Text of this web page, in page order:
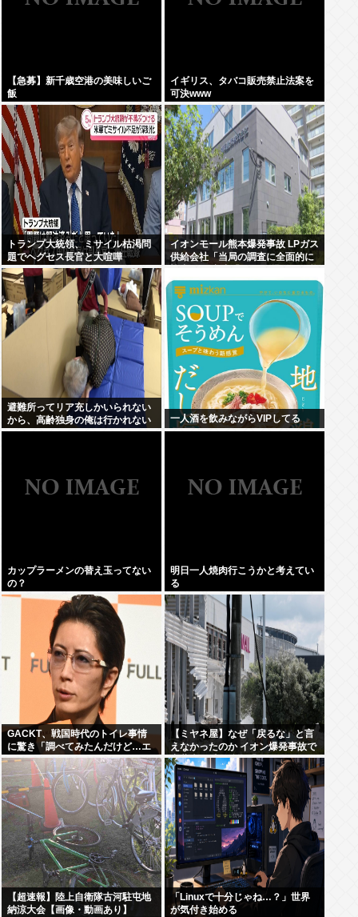
【急募】新千歳空港の美味しいご
飯
イギリス、タバコ販売禁止法案を
可決www
トランプ大統領、ミサイル枯渇問
題でヘグセス長官と大喧嘩
イオンモール熊本爆発事故 LPガス
供給会社「当局の調査に全面的に
性が高いとする見解で一致」と発
表
避難所ってリア充しかいられない
から、高齢独身の俺は行かれない
わ
一人酒を飲みながらVIPしてる
カップラーメンの替え玉ってない
の？
明日一人焼肉行こうかと考えてい
る
GACKT、戦国時代のトイレ事情
に驚き「調べてみたんだけど…エ
グくない？」
【ミヤネ屋】なぜ「戻るな」と言
えなかったのか イオン爆発事故で
斎藤幸平氏も逡巡「ボクもできな
かっただろうなあ」
【超速報】陸上自衛隊古河駐屯地
納涼大会【画像・動画あり】
「Linuxで十分じゃね…？」世界
が気付き始める